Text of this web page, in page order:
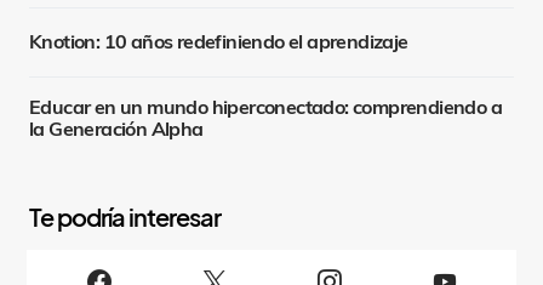
Knotion: 10 años redefiniendo el aprendizaje
Educar en un mundo hiperconectado: comprendiendo a
la Generación Alpha
S